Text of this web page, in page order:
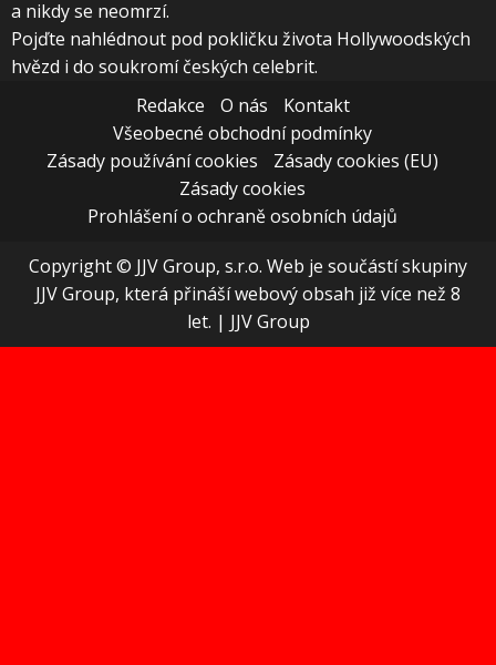
a nikdy se neomrzí.
Pojďte nahlédnout pod pokličku života Hollywoodských
hvězd i do soukromí českých celebrit.
Redakce
O nás
Kontakt
Všeobecné obchodní podmínky
Zásady používání cookies
Zásady cookies (EU)
Zásady cookies
Prohlášení o ochraně osobních údajů
Copyright © JJV Group, s.r.o. Web je součástí skupiny
JJV Group, která přináší webový obsah již více než 8
let. | JJV Group